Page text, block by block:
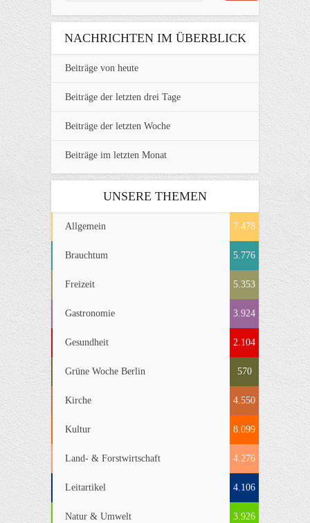
NACHRICHTEN IM ÜBERBLICK
Beiträge von heute
Beiträge der letzten drei Tage
Beiträge der letzten Woche
Beiträge im letzten Monat
UNSERE THEMEN
Allgemein 7.478
Brauchtum 5.776
Freizeit 5.353
Gastronomie 3.924
Gesundheit 2.104
Grüne Woche Berlin 570
Kirche 4.550
Kultur 8.099
Land- & Forstwirtschaft 4.276
Leitartikel 4.106
Natur & Umwelt 3.926